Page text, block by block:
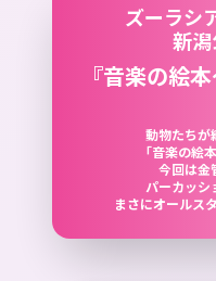
ズーラシ
新
『音楽の絵
動物たちが
「音楽の絵
今回は金
パーカッシ
まさにオールス